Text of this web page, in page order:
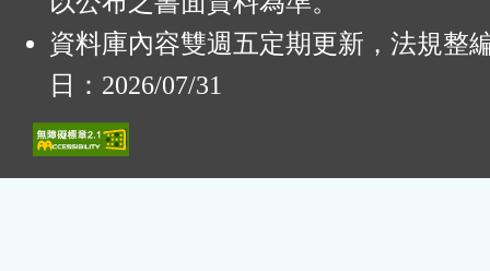
資料庫內容雙週五定期更新，法規整
日：2026/07/31